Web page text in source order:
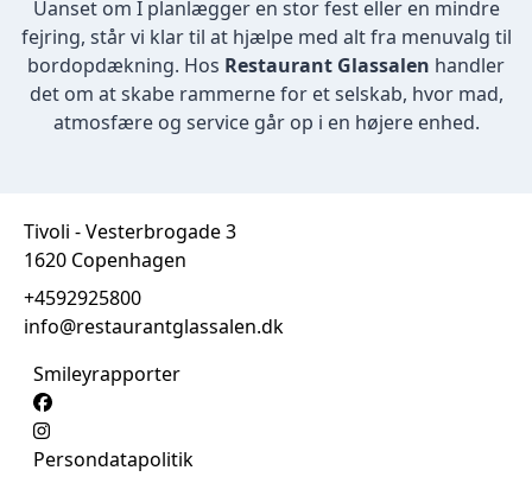
Uanset om I planlægger en stor fest eller en mindre
fejring, står vi klar til at hjælpe med alt fra menuvalg til
bordopdækning. Hos Restaurant Glassalen handler
det om at skabe rammerne for et selskab, hvor mad,
atmosfære og service går op i en højere enhed.
Tivoli - Vesterbrogade 3
1620 Copenhagen
+4592925800
info@restaurantglassalen.dk
Smileyrapporter
Persondatapolitik